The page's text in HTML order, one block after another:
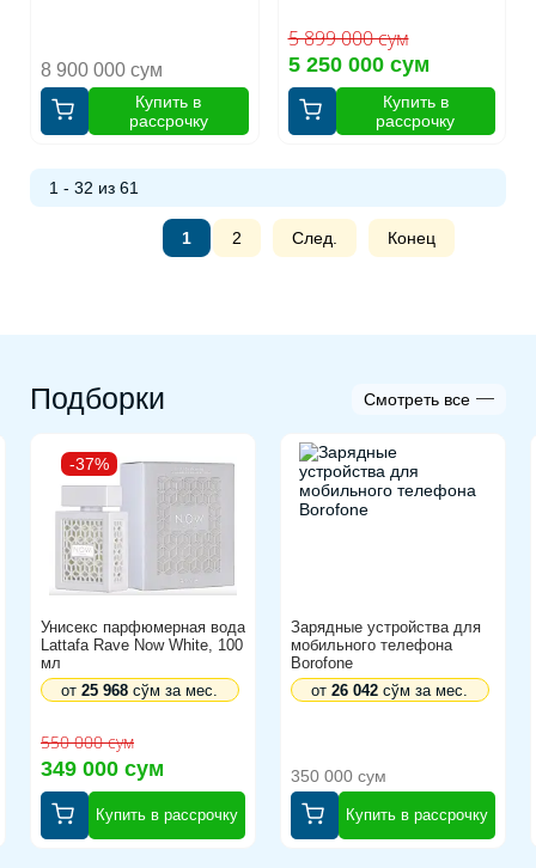
8 900 000 сум
Купить в
рассрочку
5 250 000 сум
5 899 000 сум
Купить в
рассрочку
1 - 32 из 61
Подборки Смотреть все
-37%
Унисекс парфюмерная вода
Lattafa Rave Now White, 100
мл
349 000 сум
550 000 сум
от25 968 сўм за мес.
Купить в рассрочку
Зарядные устройства для
мобильного телефона
Borofone
350 000 сум
от26 042 сўм за мес.
Купить в рассрочку